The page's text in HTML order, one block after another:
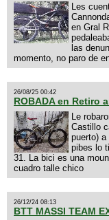
Les
en Gral
las
momento, no paro de
26/08/25 00:42
ROBADA en Retiro
Le
Castillo
puerto)
pibes lo
31. La bici es una
cuadro talle chico
26/12/24 08:13
BTT MASSI TEAM